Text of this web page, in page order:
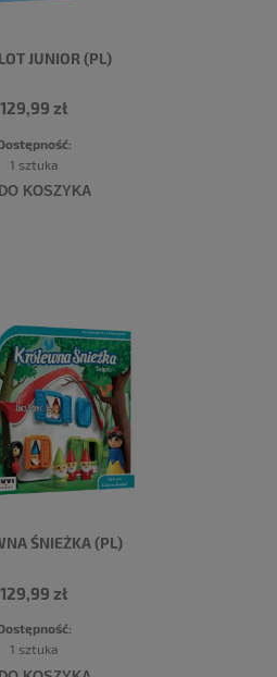
JUNIOR (PL)
129,99 zł
1 sztuka
DO KOSZYKA
ŚNIEŻKA (PL)
129,99 zł
1 sztuka